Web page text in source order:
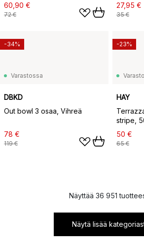
60,90 €
72 €
27,95 €
35 €
Varastossa
DBKD
Out bowl 3 osaa, Vihreä
78 €
119 €
-34%
HAY
stripe,
50 €
65 €
-23%
Näyttää 36 951
Näytä lisää